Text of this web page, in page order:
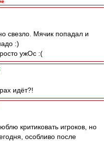
свезло. Мячик попадал и
:)
ужОс :(
идёт?!
критиковать игроков, но
особливо после